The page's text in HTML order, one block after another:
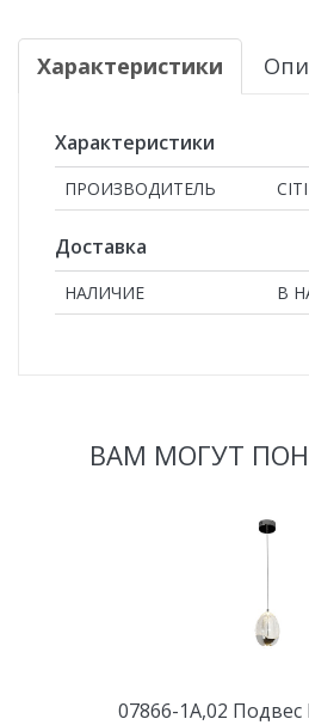
Характеристики
Характеристики
ПРОИЗВОДИТЕЛЬ
Доставка
НАЛИЧИЕ В
ВАМ МОГУТ
07866-1A,02